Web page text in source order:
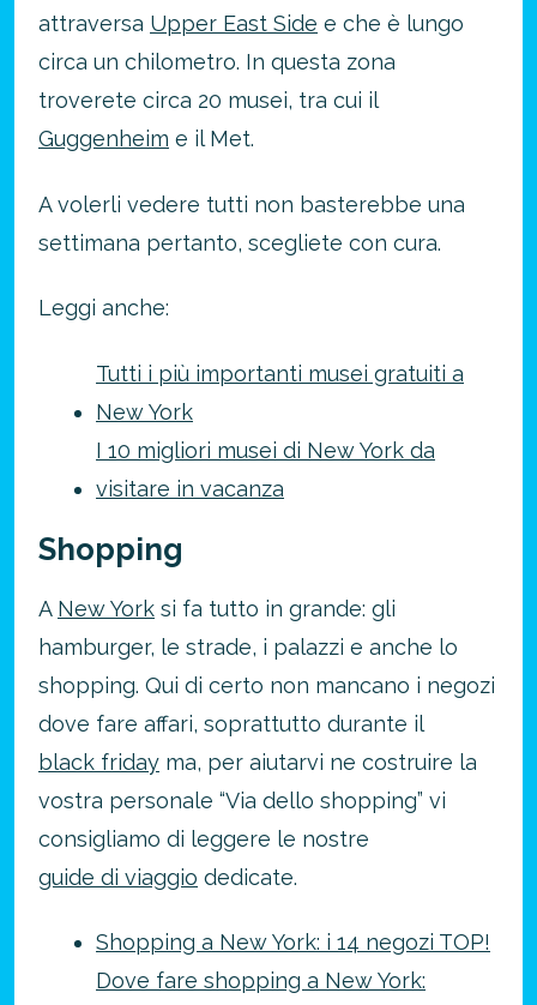
attraversa Upper East Side e che è lungo
circa un chilometro. In questa zona
troverete circa 20 musei, tra cui il
Guggenheim e il Met.
A volerli vedere tutti non basterebbe una
settimana pertanto, scegliete con cura.
Leggi anche:
Tutti i più importanti musei gratuiti a
New York
I 10 migliori musei di New York da
visitare in vacanza
Shopping
A New York si fa tutto in grande: gli
hamburger, le strade, i palazzi e anche lo
shopping. Qui di certo non mancano i negozi
dove fare affari, soprattutto durante il
black friday ma, per aiutarvi ne costruire la
vostra personale “Via dello shopping” vi
consigliamo di leggere le nostre
guide di viaggio dedicate.
Shopping a New York: i 14 negozi TOP!
Dove fare shopping a New York: